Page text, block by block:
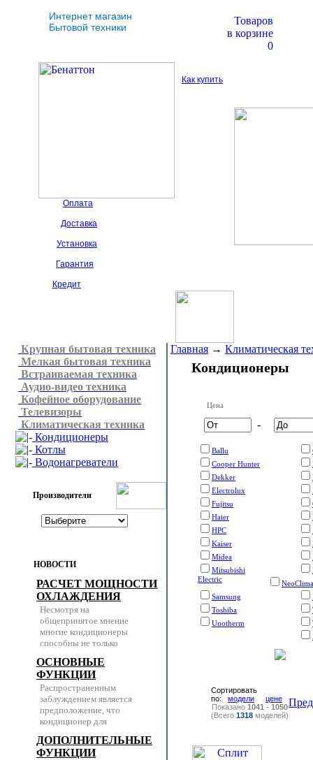
Интернет магазин
Бытовой техники
Товаров
в корзине
0
Как купить
Оплата
Доставка
Установка
Гарантия
Кредит
Крупная бытовая техника
Мелкая бытовая техника
Встраиваемая техника
Аудио-видео техника
Кофейное оборудование
Телевизоры
Климатическая техника
Кондиционеры
Котлы
Водонагреватели
Производители
НОВОСТИ
РАСЧЕТ МОЩНОСТИ
ОХЛАЖДЕНИЯ
Несмотря на
общепринятое мнение
многие кондиционеры
способны не только
ОСНОВНЫЕ
ФУНКЦИИ
Распространенным
заблуждением является
предположение, что
кондиционер для
ДОПОЛНИТЕЛЬНЫЕ
ФУНКЦИИ
Главная → Климатическая
Кондиционеры
Цена
-
Ballu
Cooper Hunter
Dekker
Electrolux
Fujitsu
Haier
HPC
Kaiser
Midea
Mitsubishi
Electric
NeoClima
Samsung
Toshiba
Unotherm
Сортировать
по: модели
цене
Показано 1041 - 1050
(Всего 1318 моделей)